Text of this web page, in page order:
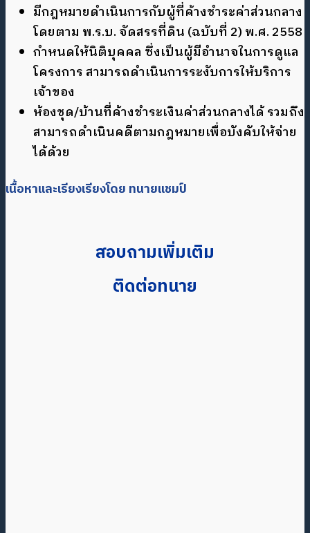
มีกฎหมายดำเนินการกับผู้ที่ค้างชำระค่าส่วนกลาง
โดยตาม พ.ร.บ. จัดสรรที่ดิน (ฉบับที่ 2) พ.ศ. 2558
กำหนดให้นิติบุคคล ซึ่งเป็นผู้มีอำนาจในการดูแล
โครงการ สามารถดำเนินการระงับการให้บริการ
เจ้าของ
ห้องชุด/บ้านที่ค้างชำระเงินค่าส่วนกลางได้ รวมถึง
สามารถดำเนินคดีตามกฎหมายเพื่อบังคับให้จ่าย
ได้ด้วย
เนื้อหาและเรียงเรียงโดย ทนายแชมป์
สอบถามเพิ่มเติม
ติดต่อทนาย